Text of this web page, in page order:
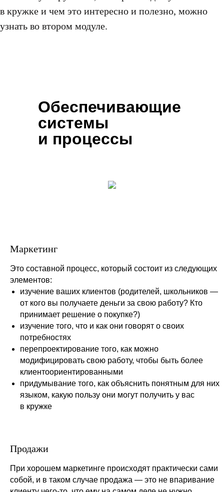
в кружке и чем это интересно и полезно, можно
узнать во втором модуле.
Обеспечивающие
системы
и процессы
Маркетинг
Это составной процесс, который состоит из следующих
элементов:
изучение ваших клиентов (родителей, школьников —
от кого вы получаете деньги за свою работу? Кто
принимает решение о покупке?)
изучение того, что и как они говорят о своих
потребностях
перепроектирование того, как можно
модифицировать свою работу, чтобы быть более
клиентоориентированными
придумывание того, как объяснить понятным для них
языком, какую пользу они могут получить у вас
в кружке
Продажи
При хорошем маркетинге происходят практически сами
собой, и в таком случае продажа — это не впаривание